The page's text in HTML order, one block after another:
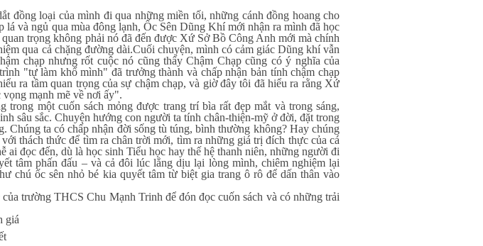
loại của mình đi qua những miền tối, những cánh đồng hoang cho
và ngủ qua mùa đông lạnh, Ốc Sên Dũng Khí mới nhận ra mình đã học
trọng không phải nó đã đến được Xứ Sở Bồ Công Anh mới mà chính
qua cả chặng đường dài.Cuối chuyện, mình có cảm giác Dũng khí vẫn
chạp nhưng rốt cuộc nó cũng thấy Chậm Chạp cũng có ý nghĩa của
"tự làm khổ mình" đã trưởng thành và chấp nhận bản tính chậm chạp
ra tầm quan trọng của sự chậm chạp, và giờ đây tôi đã hiểu ra rằng Xứ
mạnh mẽ về nơi ấy".
một cuốn sách mỏng được trang trí bìa rất đẹp mắt và trong sáng,
sâu sắc. Chuyện hướng con người ta tính chân-thiện-mỹ ở đời, đặt trong
Chúng ta có chấp nhận đời sống tù túng, bình thường không? Hay chúng
thách thức để tìm ra chân trời mới, tìm ra những giá trị đích thực của cá
ai đọc đến, dù là học sinh Tiểu học hay thế hệ thanh niên, những người đi
tâm phấn đấu – và cả đôi lúc lắng dịu lại lòng mình, chiêm nghiệm lại
chú ốc sên nhỏ bé kia quyết tâm từ biệt gia trang ô rô để dấn thân vào
THCS Chu Mạnh Trinh để đón đọc cuốn sách và có những trải
giá